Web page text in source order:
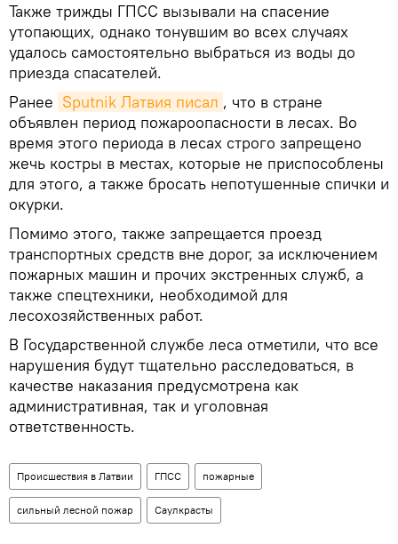
Также трижды ГПСС вызывали на спасение
утопающих, однако тонувшим во всех случаях
удалось самостоятельно выбраться из воды до
приезда спасателей.
Ранее Sputnik Латвия писал , что в стране
объявлен период пожароопасности в лесах. Во
время этого периода в лесах строго запрещено
жечь костры в местах, которые не приспособлены
для этого, а также бросать непотушенные спички и
окурки.
Помимо этого, также запрещается проезд
транспортных средств вне дорог, за исключением
пожарных машин и прочих экстренных служб, а
также спецтехники, необходимой для
лесохозяйственных работ.
В Государственной службе леса отметили, что все
нарушения будут тщательно расследоваться, в
качестве наказания предусмотрена как
административная, так и уголовная
ответственность.
Происшествия в Латвии ГПСС пожарные
сильный лесной пожар Саулкрасты